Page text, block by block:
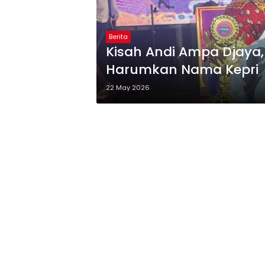
Berita
Kisah Andi Ampa
Harumkan Nama Kepri
22 May 2026
Dijamu Khusus
Oleh Ketua BPW
KKSS Sumut